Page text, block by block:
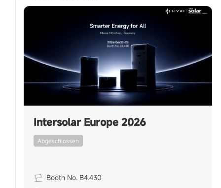
Intersolar Europe 2026
Abgeschlossen
Booth No. B4.430